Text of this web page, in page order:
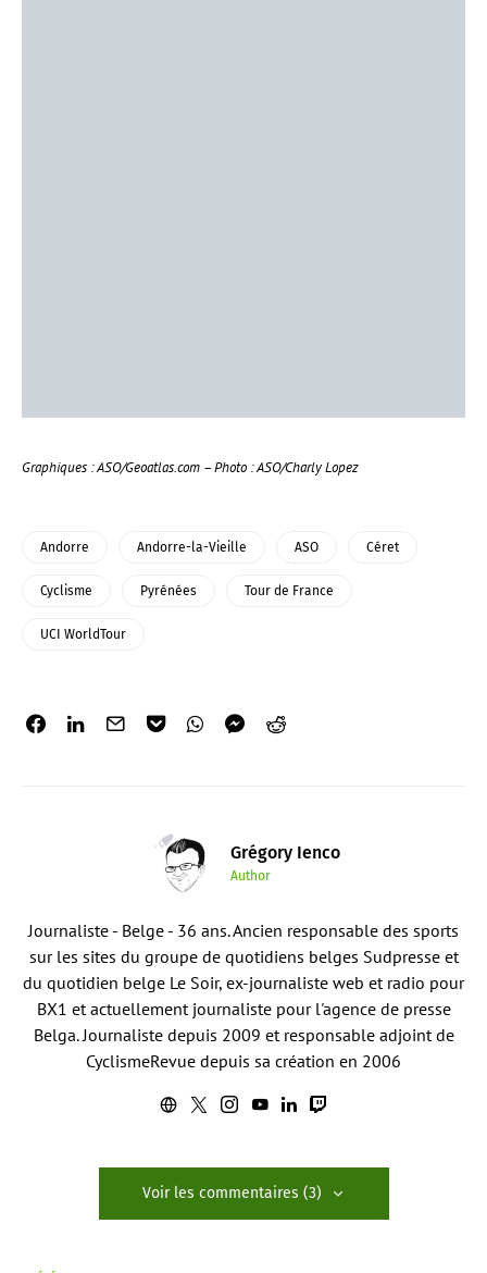
Graphiques : ASO/Geoatlas.com – Photo : ASO/Charly Lopez
Andorre Andorre-la-Vieille ASO Céret
Cyclisme Pyrénées Tour de France
UCI WorldTour
Grégory Ienco
Author
Journaliste - Belge - 36 ans. Ancien responsable des sports
sur les sites du groupe de quotidiens belges Sudpresse et
du quotidien belge Le Soir, ex-journaliste web et radio pour
BX1 et actuellement journaliste pour l'agence de presse
Belga. Journaliste depuis 2009 et responsable adjoint de
CyclismeRevue depuis sa création en 2006
Voir les commentaires (3)